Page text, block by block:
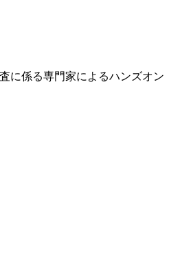
に係る専門家によるハンズオン